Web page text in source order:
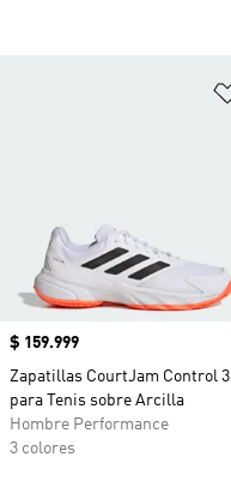
Precio
$ 159.999
Zapatillas CourtJam Control 3
para Tenis sobre Arcilla
Hombre Performance
3 colores